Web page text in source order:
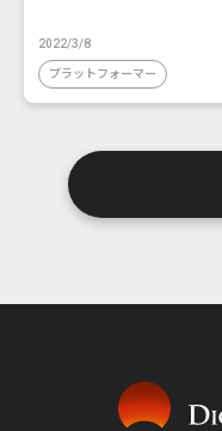
2022/3/8
プラットフォーマー